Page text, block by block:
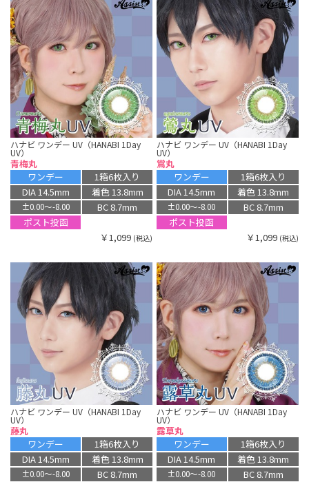
ハナビ ワンデー UV（HANABI 1Day
UV）
青梅丸
ワンデー
1箱6枚入り
DIA 14.5mm
着色 13.8mm
±0.00〜-8.00
BC 8.7mm
ポスト投函
￥1,099 (税込)
ハナビ ワンデー UV（HANABI 1Day
UV）
鴬丸
ワンデー
1箱6枚入り
DIA 14.5mm
着色 13.8mm
±0.00〜-8.00
BC 8.7mm
ポスト投函
￥1,099 (税込)
ハナビ ワンデー UV（HANABI 1Day
UV）
藤丸
ワンデー
1箱6枚入り
DIA 14.5mm
着色 13.8mm
±0.00〜-8.00
BC 8.7mm
ハナビ ワンデー UV（HANABI 1Day
UV）
露草丸
ワンデー
1箱6枚入り
DIA 14.5mm
着色 13.8mm
±0.00〜-8.00
BC 8.7mm